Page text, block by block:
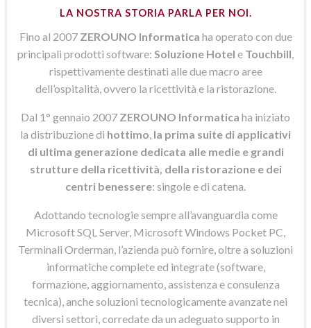
LA NOSTRA STORIA PARLA PER NOI.
Fino al 2007 ZEROUNO Informatica ha operato con due
principali prodotti software: Soluzione Hotel e Touchbill
rispettivamente destinati alle due macro aree
dell’ospitalità, ovvero la ricettività e la ristorazione.
Dal 1° gennaio 2007 ZEROUNO Informatica ha iniziato
la distribuzione di hottimo la prima suite di applicativi
di ultima generazione dedicata alle medie e grandi
strutture della ricettività, della ristorazione e dei
centri benessere: singole e di catena.
Adottando tecnologie sempre all’avanguardia come
Microsoft SQL Server, Microsoft Windows Pocket PC,
Terminali Orderman, l’azienda può fornire, oltre a soluzioni
informatiche complete ed integrate (software,
formazione, aggiornamento, assistenza e consulenza
tecnica), anche soluzioni tecnologicamente avanzate nei
diversi settori, corredate da un adeguato supporto in